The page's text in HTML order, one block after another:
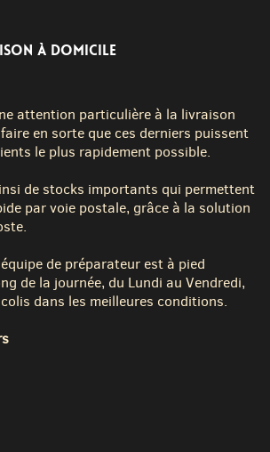
à domicile
attention particulière à la livraison
en sorte que ces derniers puissent
le plus rapidement possible.
de stocks importants qui permettent
par voie postale, grâce à la solution
de préparateur est à pied
de la journée, du Lundi au Vendredi,
dans les meilleures conditions.